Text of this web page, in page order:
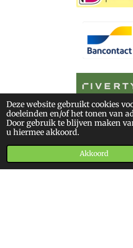
Deze website gebruikt cookies
doeleinden en/of het tonen van
Door gebruik te blijven maken
u hiermee akkoord.
Akkoord
© 2026De BoekWandelaar
*Sitemap *Privacyverklaring*Algemene